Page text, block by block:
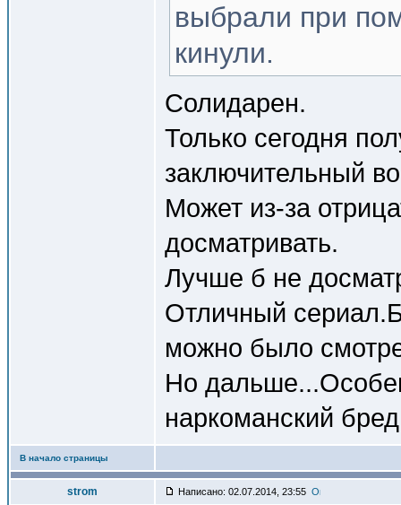
выбрали при
кинули.
Солидарен.
Только сегодня
заключительный
Может из-за
досматривать.
Лучше б не
Отличный
можно было
Но
наркоманский
В начало страницы
strom Написано: 02.07.2014, 23:55